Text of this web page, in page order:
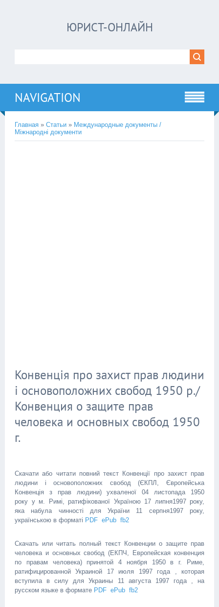
ЮРИСТ-ОНЛАЙН
NAVIGATION
Главная » Статьи » Международные документы /
Міжнародні документи
Конвенція про захист прав людини
і основоположних свобод 1950 р./
Конвенция о защите прав
человека и основных свобод 1950
г.
Скачати або читати повний текст Конвенції про захист прав
людини і основоположних свобод (ЄКПЛ, Європейська
Конвенція з прав людини) ухваленої 04 листопада 1950
року у м. Римі, ратифікованої Україною 17 липня1997 року,
яка набула чинності для України 11 серпня1997 року,
українською в форматі PDF ePub fb2
Скачать или читать полный текст Конвенции о защите прав
человека и основных свобод (ЕКПЧ, Европейская конвенция
по правам человека) принятой 4 ноября 1950 в г. Риме,
ратифицированной Украиной 17 июля 1997 года , которая
вступила в силу для Украины 11 августа 1997 года , на
русском языке в формате PDF ePub fb2